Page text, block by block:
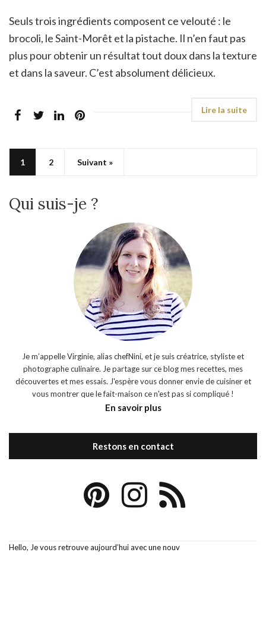
Seuls trois ingrédients composent ce velouté : le
brocoli, le Saint-Morêt et la pistache. Il n’en faut pas
plus pour obtenir un résultat tout doux dans la texture
et dans la saveur. C’est absolument délicieux.
1 2 Suivant »
Qui suis-je ?
Je m’appelle Virginie, alias chefNini, et je suis créatrice, styliste et
photographe culinaire. Je partage sur ce blog mes recettes, mes
découvertes et mes essais. J'espère vous donner envie de cuisiner et
vous montrer que le fait-maison ce n'est pas si compliqué !
En savoir plus
Restons en contact
Hello, Je vous retrouve aujourd’hui avec une nouv